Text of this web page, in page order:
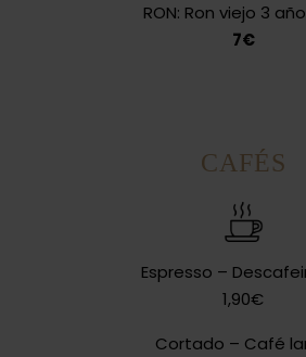
RON: Ron viejo 3
7€
CAFÉS
Espresso –
1,90€
Cortado – Café